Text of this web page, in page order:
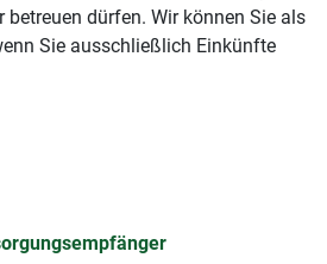
dürfen. Wir können Sie als
Sie ausschließlich Einkünfte